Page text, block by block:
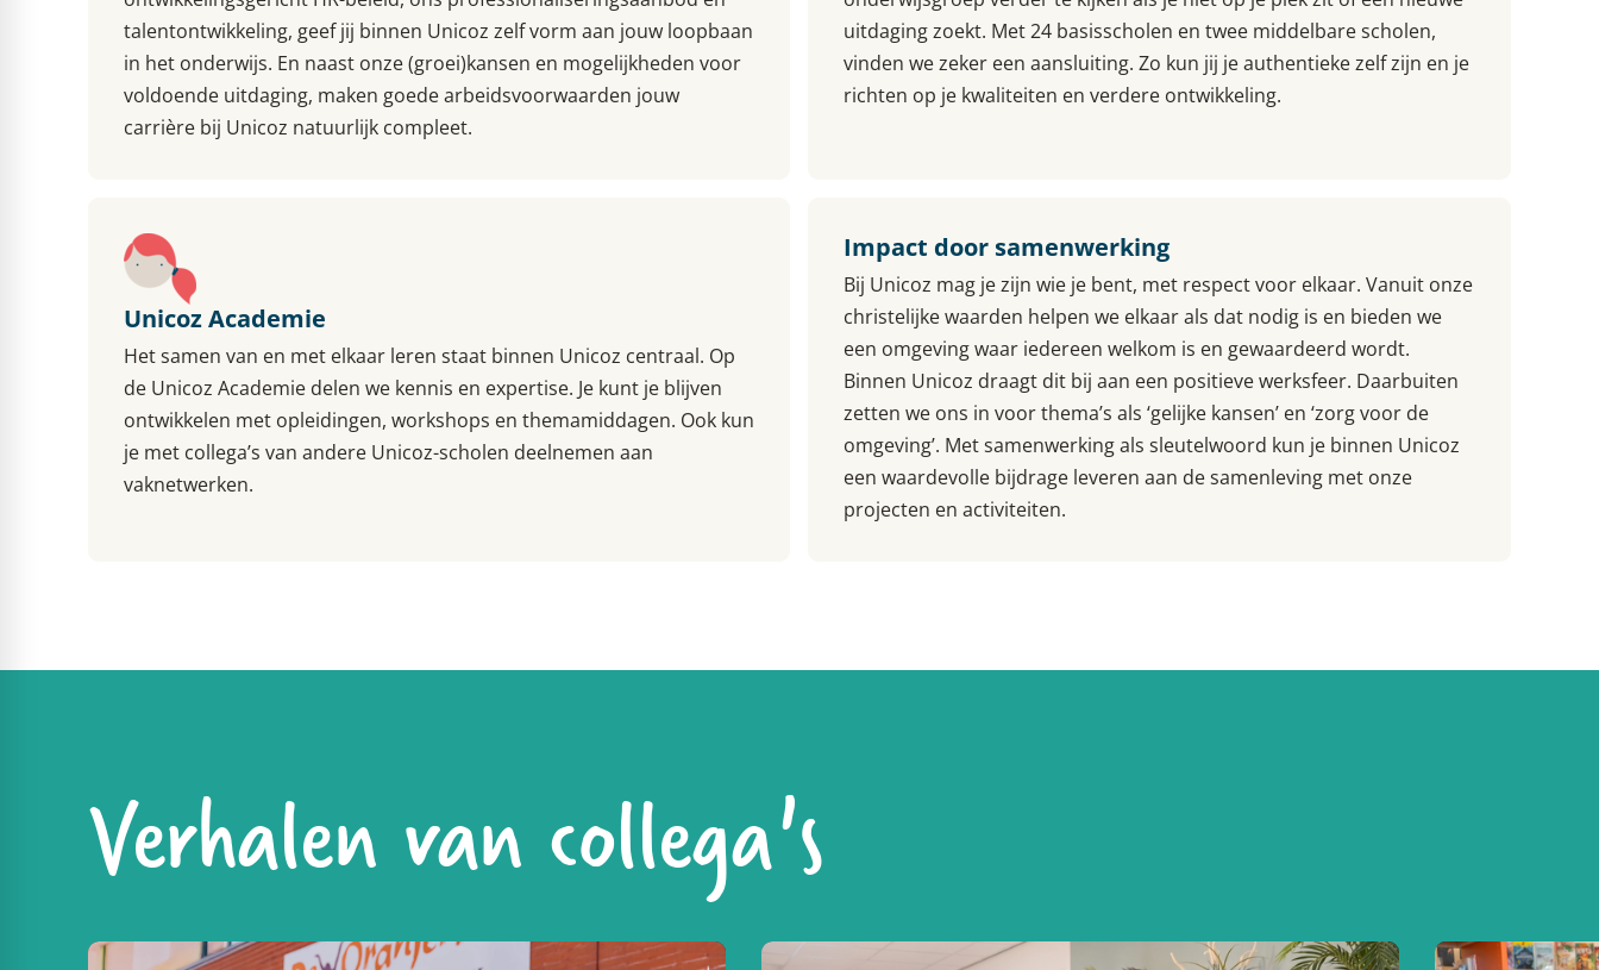
talentontwikkeling, geef jij binnen Unicoz zelf vorm aan jouw loopbaan
in het onderwijs. En naast onze (groei)kansen en mogelijkheden voor
voldoende uitdaging, maken goede arbeidsvoorwaarden jouw
carrière bij Unicoz natuurlijk compleet.
uitdaging zoekt. Met 24 basisscholen en twee middelbare scholen,
vinden we zeker een aansluiting. Zo kun jij je authentieke zelf zijn en je
richten op je kwaliteiten en verdere ontwikkeling.
Unicoz Academie
Het samen van en met elkaar leren staat binnen Unicoz centraal. Op
de Unicoz Academie delen we kennis en expertise. Je kunt je blijven
ontwikkelen met opleidingen, workshops en themamiddagen. Ook kun
je met collega’s van andere Unicoz-scholen deelnemen aan
vaknetwerken.
Impact door samenwerking
Bij Unicoz mag je zijn wie je bent, met respect voor elkaar. Vanuit onze
christelijke waarden helpen we elkaar als dat nodig is en bieden we
een omgeving waar iedereen welkom is en gewaardeerd wordt.
Binnen Unicoz draagt dit bij aan een positieve werksfeer. Daarbuiten
zetten we ons in voor thema’s als ‘gelijke kansen’ en ‘zorg voor de
omgeving’. Met samenwerking als sleutelwoord kun je binnen Unicoz
een waardevolle bijdrage leveren aan de samenleving met onze
projecten en activiteiten.
Verhalen van collega's